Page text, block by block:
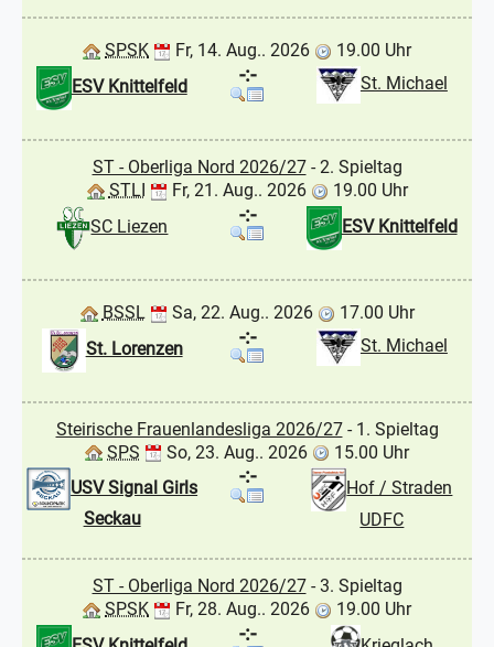
SPSK Fr, 14. Aug.. 2026
19.00 Uhr
ESV Knittelfeld
St. Michael
-:-
ST - Oberliga Nord 2026/27- 2. Spieltag
STLI
Fr, 21. Aug.. 2026
19.00 Uhr
SC Liezen
ESV Knittelfeld
-:-
BSSL Sa, 22. Aug.. 2026
17.00 Uhr
St. Lorenzen
St. Michael
-:-
Steirische Frauenlandesliga 2026/27- 1. Spieltag
SPS
So, 23. Aug.. 2026
15.00 Uhr
USV Signal Girls
Seckau
Hof / Straden
UDFC
-:-
ST - Oberliga Nord 2026/27- 3. Spieltag
SPSK
Fr, 28. Aug.. 2026
19.00 Uhr
-:-